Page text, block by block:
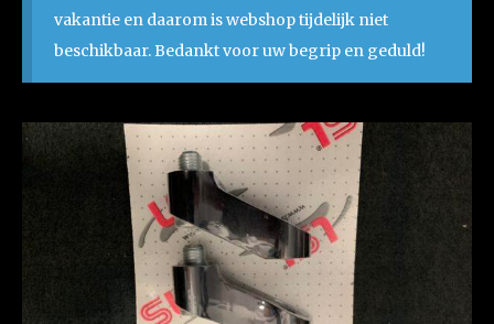
vakantie en daarom is webshop tijdelijk niet
beschikbaar. Bedankt voor uw begrip en geduld!